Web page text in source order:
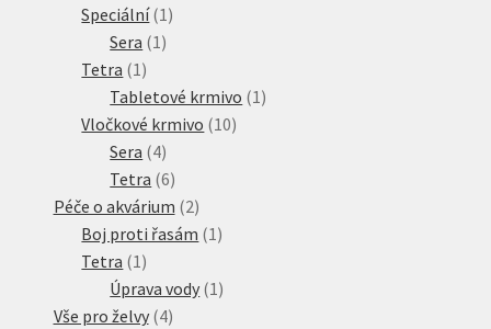
produkt
Speciální 1 1
Sera 1 1
Tetra 1 1
produkt
Tabletové krmivo 1 1
Vločkové krmivo 1010
Sera 44
produkty
Tetra 66
produktů
Péče o akvárium 22
produkty
Boj proti řasám 1 1
Tetra 1 1
produkt
Úprava vody 1 1
Vše pro želvy 44